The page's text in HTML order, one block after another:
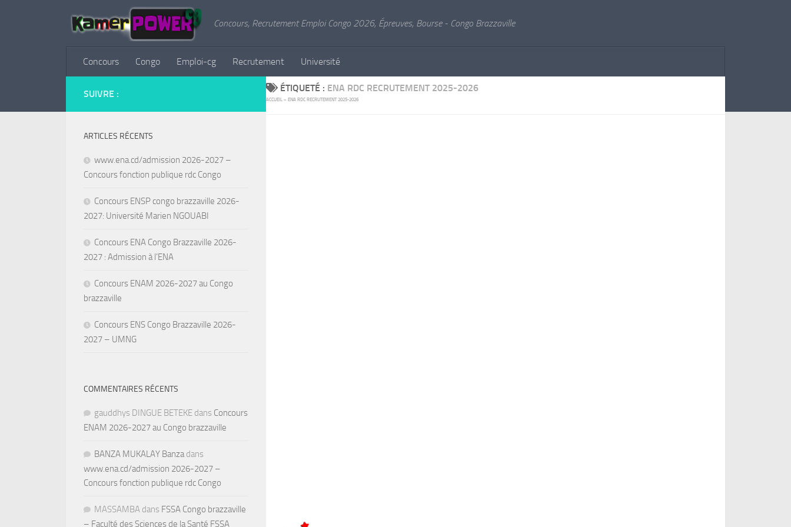
Concours, Recrutement Emploi Congo 2026, Épreuves, Bourse - Congo Brazzaville
Concours Congo Emploi-cg Recrutement Université
ÉTIQUETÉ : ENA RDC RECRUTEMENT 2025-2026
ACCUEIL » ENA RDC RECRUTEMENT 2025-2026
SUIVRE :
ARTICLES RÉCENTS
www.ena.cd/admission 2026-2027 –
Concours fonction publique rdc Congo
Concours ENSP congo brazzaville 2026-
2027: Université Marien NGOUABI
Concours ENA Congo Brazzaville 2026-
2027 : Admission à l’ENA
Concours ENAM 2026-2027 au Congo
brazzaville
Concours ENS Congo Brazzaville 2026-
2027 – UMNG
COMMENTAIRES RÉCENTS
gauddhys DINGUE BETEKE dans Concours
ENAM 2026-2027 au Congo brazzaville
BANZA MUKALAY Banzadans
www.ena.cd/admission 2026-2027 –
Concours fonction publique rdc Congo
MASSAMBA dans FSSA Congo brazzaville
– Faculté des Sciences de la Santé FSSA